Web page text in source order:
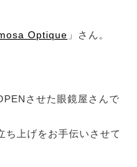
Optique 」さん。
させた眼鏡屋さんで
ち上げをお手伝いさせて